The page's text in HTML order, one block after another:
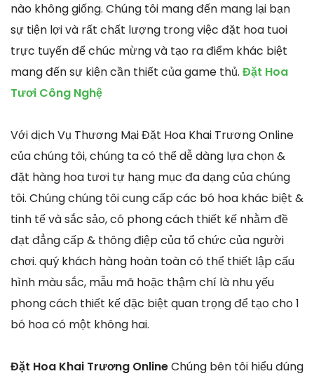
nào không giống. Chúng tôi mang đến mang lại bạn
sự tiện lợi và rất chất lượng trong việc đặt hoa tuoi
trực tuyến để chúc mừng và tạo ra điểm khác biệt
mang đến sự kiện cần thiết của game thủ. Đặt Hoa
Tươi Công Nghệ
Với dịch Vụ Thương Mại Đặt Hoa Khai Trương Online
của chúng tôi, chúng ta có thể dễ dàng lựa chọn &
đặt hàng hoa tươi tự hạng mục đa dạng của chúng
tôi. Chúng chúng tôi cung cấp các bó hoa khác biệt &
tinh tế và sắc sảo, có phong cách thiết kế nhằm đề
đạt đẳng cấp & thông điệp của tổ chức của người
chơi. quý khách hàng hoàn toàn có thể thiết lập cấu
hình màu sắc, mẫu mã hoặc thậm chí là nhu yếu
phong cách thiết kế đặc biệt quan trọng để tạo cho 1
bó hoa có một không hai.
Đặt Hoa Khai Trương OnlineChúng bên tôi hiểu đúng